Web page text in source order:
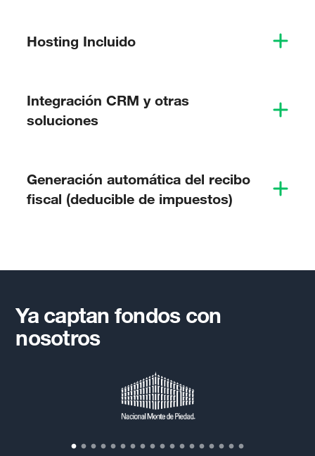
Hosting Incluido
Integración CRM y otras
soluciones
Generación automática del recibo
fiscal (deducible de impuestos)
Ya captan fondos con
nosotros